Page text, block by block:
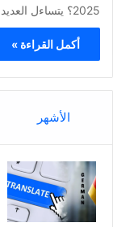
2025؟ يتساءل العديد من المهاجرين عن المستوى المطلوب في اللغة…
أكمل القراءة »
الأشهر